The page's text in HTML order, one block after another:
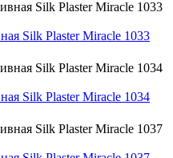
Silk Plaster Miracle 1033
Silk Plaster Miracle 1034